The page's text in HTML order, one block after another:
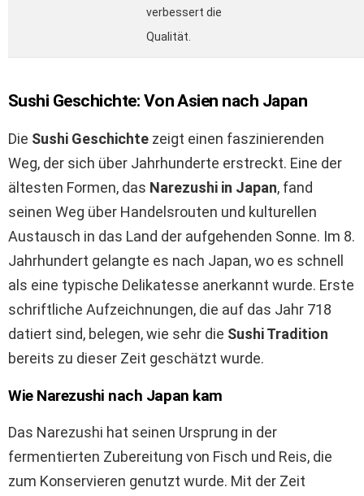
verbessert die
Qualität.
Sushi Geschichte: Von Asien nach Japan
Die Sushi Geschichte zeigt einen faszinierenden
Weg, der sich über Jahrhunderte erstreckt. Eine der
ältesten Formen, das Narezushi in Japan, fand
seinen Weg über Handelsrouten und kulturellen
Austausch in das Land der aufgehenden Sonne. Im 8.
Jahrhundert gelangte es nach Japan, wo es schnell
als eine typische Delikatesse anerkannt wurde. Erste
schriftliche Aufzeichnungen, die auf das Jahr 718
datiert sind, belegen, wie sehr die Sushi Tradition
bereits zu dieser Zeit geschätzt wurde.
Wie Narezushi nach Japan kam
Das Narezushi hat seinen Ursprung in der
fermentierten Zubereitung von Fisch und Reis, die
zum Konservieren genutzt wurde. Mit der Zeit